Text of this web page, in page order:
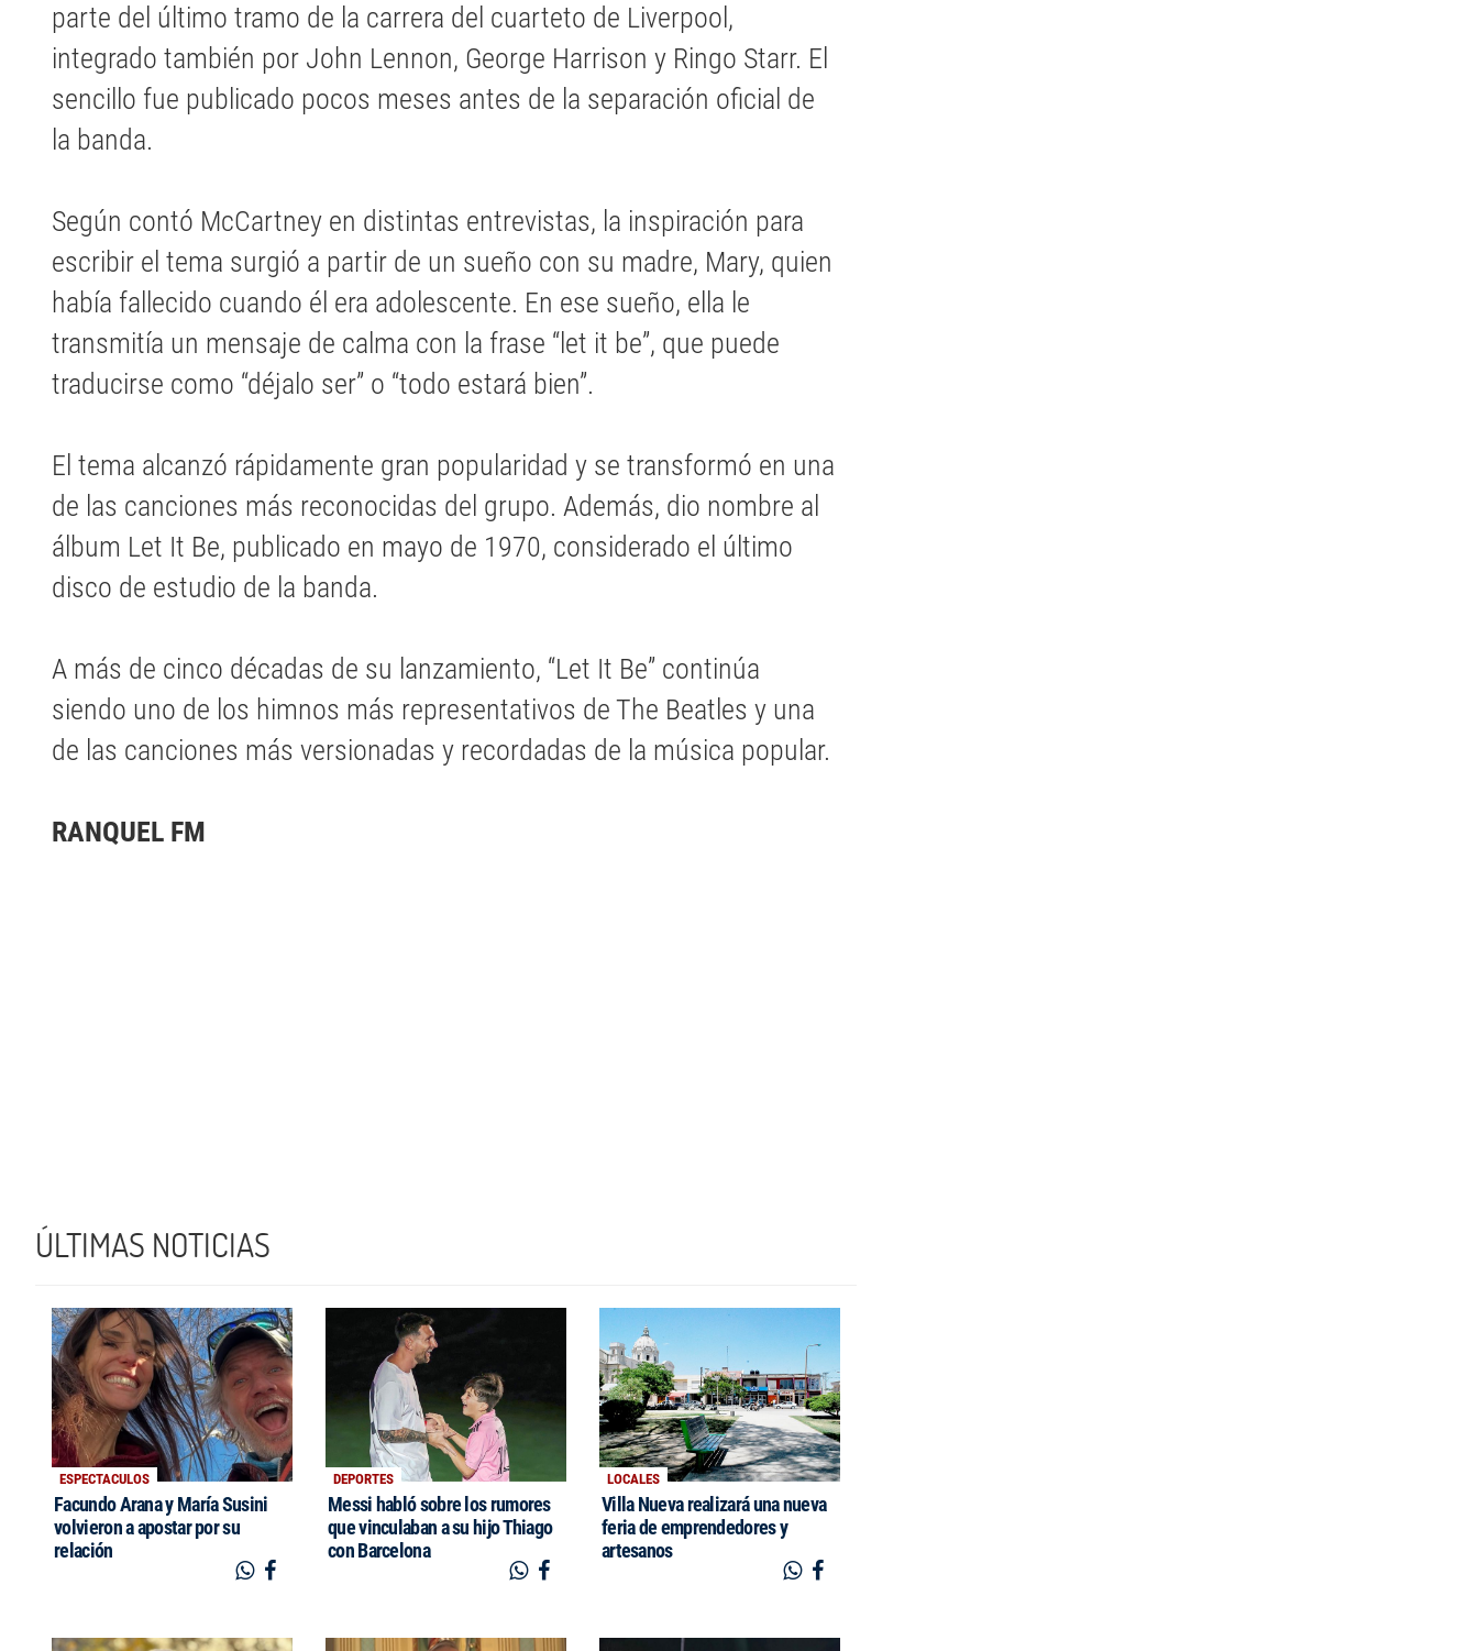
parte del último tramo de la carrera del cuarteto de Liverpool,
integrado también por John Lennon, George Harrison y Ringo Starr. El
sencillo fue publicado pocos meses antes de la separación oficial de
la banda.
Según contó McCartney en distintas entrevistas, la inspiración para
escribir el tema surgió a partir de un sueño con su madre, Mary, quien
había fallecido cuando él era adolescente. En ese sueño, ella le
transmitía un mensaje de calma con la frase “let it be”, que puede
traducirse como “déjalo ser” o “todo estará bien”.
El tema alcanzó rápidamente gran popularidad y se transformó en una
de las canciones más reconocidas del grupo. Además, dio nombre al
álbum Let It Be, publicado en mayo de 1970, considerado el último
disco de estudio de la banda.
A más de cinco décadas de su lanzamiento, “Let It Be” continúa
siendo uno de los himnos más representativos de The Beatles y una
de las canciones más versionadas y recordadas de la música popular.
RANQUEL FM
ÚLTIMAS NOTICIAS
ESPECTACULOS
Facundo Arana y María Susini
volvieron a apostar por su
relación
DEPORTES
Messi habló sobre los rumores
que vinculaban a su hijo Thiago
con Barcelona
LOCALES
Villa Nueva realizará una nueva
feria de emprendedores y
artesanos